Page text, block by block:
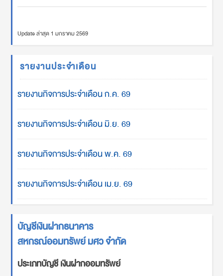
Update ล่าสุด 1 มกราคม 2569
รายงานประจำเดือน
รายงานกิจการประจำเดือน ก.ค. 69
รายงานกิจการประจำเดือน มิ.ย. 69
รายงานกิจการประจำเดือน พ.ค. 69
รายงานกิจการประจำเดือน เม.ย. 69
บัญชีเงินฝากธนาคาร
สหกรณ์ออมทรัพย์ มศว จำกัด
ประเภทบัญชี เงินฝากออมทรัพย์